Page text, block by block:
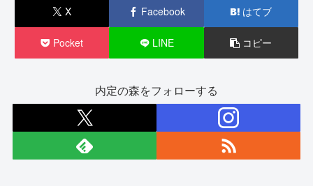
X Facebook はてブ
Pocket LINE コピー
内定の森をフォローする